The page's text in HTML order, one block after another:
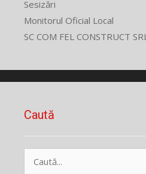
Sesizări
Monitorul Oficial Local
SC COM FEL CONSTRUCT SRL
Caută
după: